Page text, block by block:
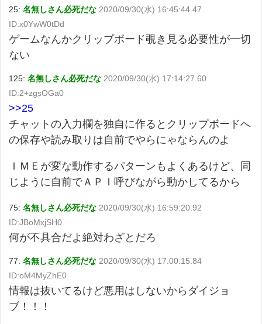
25: 名無しさん必死だな 2020/09/30(水) 16:45:44.47
ID:x0YwW0tDd
ゲームなんかクリップボード覗き見る必要性が一切
ない
125: 名無しさん必死だな 2020/09/30(水) 17:14:27.60
ID:2+zgsOGa0
>>25
チャットの入力欄を独自に作るとクリップボードへ
の保存や読み取りは自前でやらにゃならんのよ
ＩＭＥが変な動作するパターンもよくあるけど、同
じように自前でＡＰＩ呼びながら動かしてるから
75: 名無しさん必死だな 2020/09/30(水) 16:59:20.92
ID:JBoMxjSH0
何が不具合だよ絶対わざとだろ
77: 名無しさん必死だな 2020/09/30(水) 17:00:15.84
ID:oM4MyZhE0
情報は抜いてるけど悪用はしないからダイジョ
ブ！！！